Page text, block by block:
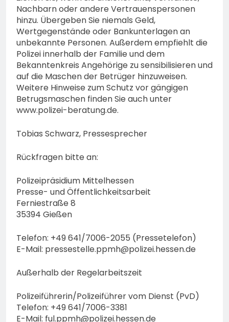
Nachbarn oder andere Vertrauenspersonen
hinzu. Übergeben Sie niemals Geld,
Wertgegenstände oder Bankunterlagen an
unbekannte Personen. Außerdem empfiehlt die
Polizei innerhalb der Familie und dem
Bekanntenkreis Angehörige zu sensibilisieren und
auf die Maschen der Betrüger hinzuweisen.
Weitere Hinweise zum Schutz vor gängigen
Betrugsmaschen finden Sie auch unter
www.polizei-beratung.de.
Tobias Schwarz, Pressesprecher
Rückfragen bitte an:
Polizeipräsidium Mittelhessen
Presse- und Öffentlichkeitsarbeit
Ferniestraße 8
35394 Gießen
Telefon: +49 641/7006-2055 (Pressetelefon)
E-Mail: pressestelle.ppmh@polizei.hessen.de
Außerhalb der Regelarbeitszeit
Polizeiführerin/Polizeiführer vom Dienst (PvD)
Telefon: +49 641/7006-3381
E-Mail: ful.ppmh@polizei.hessen.de